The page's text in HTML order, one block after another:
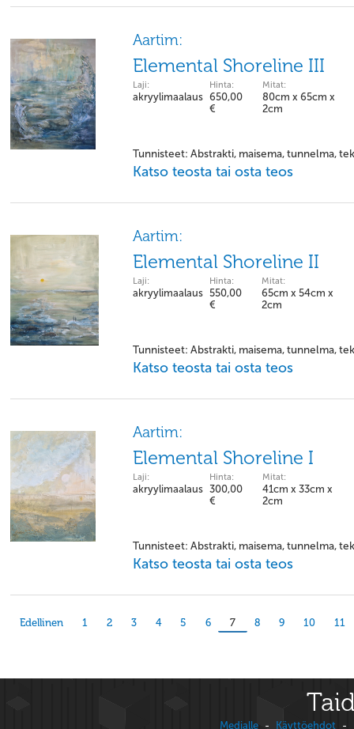
Aartim:
Elemental Shoreline III
Laji:
akryylimaalaus
Hinta:
650,00
€
Mitat:
80cm x 65cm x
2cm
Tunnisteet: Abstrakti, maisema, tunnelma,
Katso teosta tai osta teos
Aartim:
Elemental Shoreline II
Laji:
akryylimaalaus
Hinta:
550,00
€
Mitat:
65cm x 54cm x
2cm
Tunnisteet: Abstrakti, maisema, tunnelma,
Katso teosta tai osta teos
Aartim:
Elemental Shoreline I
Laji:
akryylimaalaus
Hinta:
300,00
€
Mitat:
41cm x 33cm x
2cm
Tunnisteet: Abstrakti, maisema, tunnelma,
Katso teosta tai osta teos
Edellinen 1 2 3 4 5 6 7 8 9 10 11
Medialle - Käyttöehdot -